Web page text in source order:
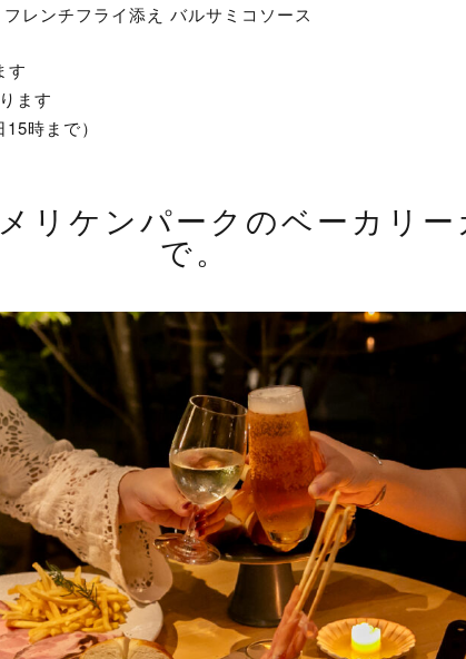
レンチフライ添え バルサミコソース
す
ます
時まで）
リケンパークのベーカリー
で。